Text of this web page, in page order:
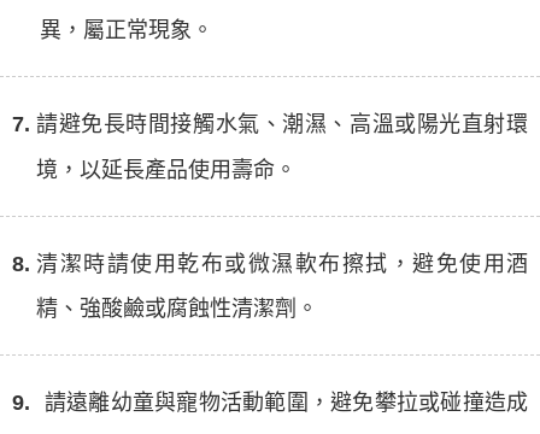
異，屬正常現象。
7. 請避免長時間接觸水氣、潮濕、高溫或陽光直射環
境，以延長產品使用壽命。
8. 清潔時請使用乾布或微濕軟布擦拭，避免使用酒
精、強酸鹼或腐蝕性清潔劑。
9.
請遠離幼童與寵物活動範圍，避免攀拉或碰撞造成